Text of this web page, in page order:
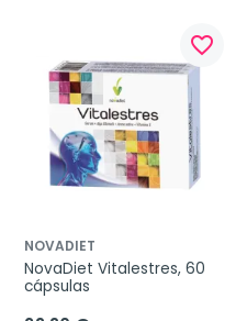
favorite_border
NOVADIET
NovaDiet Vitalestres, 60
cápsulas